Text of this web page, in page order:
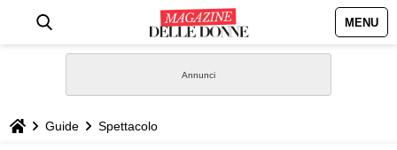
MENU
Guide Spettacolo